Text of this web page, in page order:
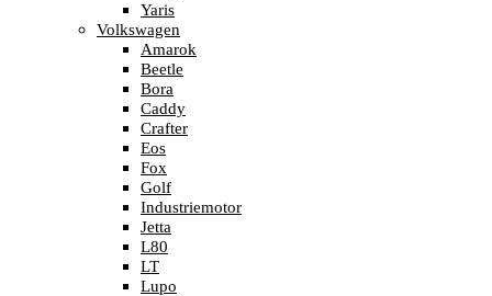
Yaris
Volkswagen
Amarok
Beetle
Bora
Caddy
Crafter
Eos
Fox
Golf
Industriemotor
Jetta
L80
LT
Lupo